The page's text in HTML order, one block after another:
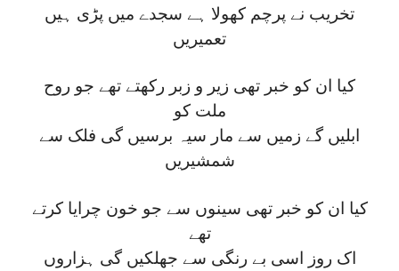
تخریب نے پرچم کھولا ہے سجدے میں پڑی ہیں
تعمیریں
کیا ان کو خبر تھی زیر و زبر رکھتے تھے جو روح
ملت کو
ابلیں گے زمیں سے مار سیہ برسیں گی فلک سے
شمشیریں
کیا ان کو خبر تھی سینوں سے جو خون چرایا کرتے
تھے
اک روز اسی بے رنگی سے جھلکیں گی ہزاروں